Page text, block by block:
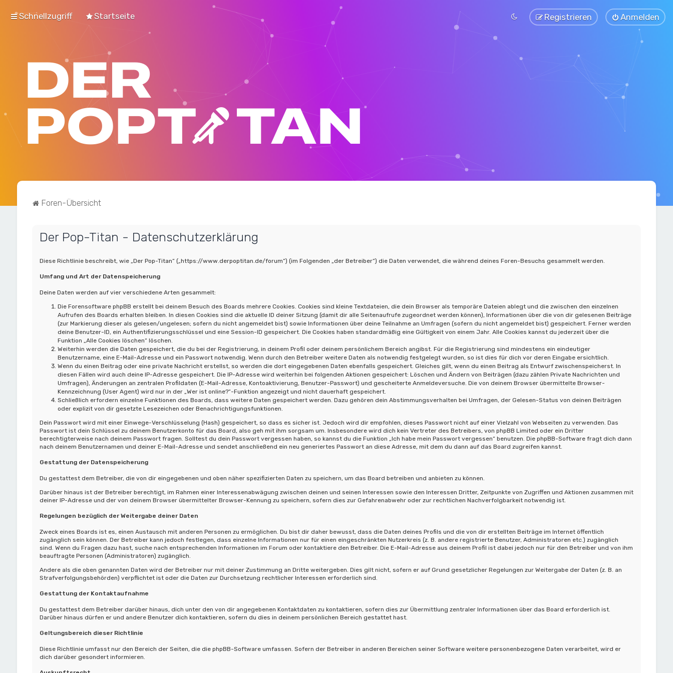
Schnellzugriff Startseite Anmelden
Registrieren
Foren-Übersicht
Der Pop-Titan - Datenschutzerklärung
Diese Richtlinie beschreibt, wie „Der Pop-Titan“ („https://www.derpoptitan.de/forum“) (im Folgenden „der Betreiber“) die Daten verwendet, die während deines Foren-Besuchs gesammelt werden.
Umfang und Art der Datenspeicherung
Deine Daten werden auf vier verschiedene Arten gesammelt:
Die Forensoftware phpBB erstellt bei deinem Besuch des Boards mehrere Cookies. Cookies sind kleine Textdateien, die dein Browser als temporäre Dateien ablegt und die zwischen den einzelnen
Aufrufen des Boards erhalten bleiben. In diesen Cookies sind die aktuelle ID deiner Sitzung (damit dir alle Seitenaufrufe zugeordnet werden können), Informationen über die von dir gelesenen Beiträge
(zur Markierung dieser als gelesen/ungelesen; sofern du nicht angemeldet bist) sowie Informationen über deine Teilnahme an Umfragen (sofern du nicht angemeldet bist) gespeichert. Ferner werden
deine Benutzer-ID, ein Authentifizierungsschlüssel und eine Session-ID gespeichert. Die Cookies haben standardmäßig eine Gültigkeit von einem Jahr. Alle Cookies kannst du jederzeit über die
Funktion „Alle Cookies löschen“ löschen.
Weiterhin werden die Daten gespeichert, die du bei der Registrierung, in deinem Profil oder deinem persönlichem Bereich angibst. Für die Registrierung sind mindestens ein eindeutiger
Benutzername, eine E-Mail-Adresse und ein Passwort notwendig. Wenn durch den Betreiber weitere Daten als notwendig festgelegt wurden, so ist dies für dich vor deren Eingabe ersichtlich.
Wenn du einen Beitrag oder eine private Nachricht erstellst, so werden die dort eingegebenen Daten ebenfalls gespeichert. Gleiches gilt, wenn du einen Beitrag als Entwurf zwischenspeicherst. In
diesen Fällen wird auch deine IP-Adresse gespeichert. Die IP-Adresse wird weiterhin bei folgenden Aktionen gespeichert: Löschen und Ändern von Beiträgen (dazu zählen Private Nachrichten und
Umfragen), Änderungen an zentralen Profildaten (E-Mail-Adresse, Kontoaktivierung, Benutzer-Passwort) und gescheiterte Anmeldeversuche. Die von deinem Browser übermittelte Browser-
Kennzeichnung (User Agent) wird nur in der „Wer ist online?“-Funktion angezeigt und nicht dauerhaft gespeichert.
Schließlich erfordern einzelne Funktionen des Boards, dass weitere Daten gespeichert werden. Dazu gehören dein Abstimmungsverhalten bei Umfragen, der Gelesen-Status von deinen Beiträgen
oder explizit von dir gesetzte Lesezeichen oder Benachrichtigungsfunktionen.
Dein Passwort wird mit einer Einwege-Verschlüsselung (Hash) gespeichert, so dass es sicher ist. Jedoch wird dir empfohlen, dieses Passwort nicht auf einer Vielzahl von Webseiten zu verwenden. Das
Passwort ist dein Schlüssel zu deinem Benutzerkonto für das Board, also geh mit ihm sorgsam um. Insbesondere wird dich kein Vertreter des Betreibers, von phpBB Limited oder ein Dritter
berechtigterweise nach deinem Passwort fragen. Solltest du dein Passwort vergessen haben, so kannst du die Funktion „Ich habe mein Passwort vergessen“ benutzen. Die phpBB-Software fragt dich dann
nach deinem Benutzernamen und deiner E-Mail-Adresse und sendet anschließend ein neu generiertes Passwort an diese Adresse, mit dem du dann auf das Board zugreifen kannst.
Gestattung der Datenspeicherung
Du gestattest dem Betreiber, die von dir eingegebenen und oben näher spezifizierten Daten zu speichern, um das Board betreiben und anbieten zu können.
Darüber hinaus ist der Betreiber berechtigt, im Rahmen einer Interessenabwägung zwischen deinen und seinen Interessen sowie den Interessen Dritter, Zeitpunkte von Zugriffen und Aktionen zusammen mit
deiner IP-Adresse und der von deinem Browser übermittelter Browser-Kennung zu speichern, sofern dies zur Gefahrenabwehr oder zur rechtlichen Nachverfolgbarkeit notwendig ist.
Regelungen bezüglich der Weitergabe deiner Daten
Zweck eines Boards ist es, einen Austausch mit anderen Personen zu ermöglichen. Du bist dir daher bewusst, dass die Daten deines Profils und die von dir erstellten Beiträge im Internet öffentlich
zugänglich sein können. Der Betreiber kann jedoch festlegen, dass einzelne Informationen nur für einen eingeschränkten Nutzerkreis (z. B. andere registrierte Benutzer, Administratoren etc.) zugänglich
sind. Wenn du Fragen dazu hast, suche nach entsprechenden Informationen im Forum oder kontaktiere den Betreiber. Die E-Mail-Adresse aus deinem Profil ist dabei jedoch nur für den Betreiber und von ihm
beauftragte Personen (Administratoren) zugänglich.
Andere als die oben genannten Daten wird der Betreiber nur mit deiner Zustimmung an Dritte weitergeben. Dies gilt nicht, sofern er auf Grund gesetzlicher Regelungen zur Weitergabe der Daten (z. B. an
Strafverfolgungsbehörden) verpflichtet ist oder die Daten zur Durchsetzung rechtlicher Interessen erforderlich sind.
Gestattung der Kontaktaufnahme
Du gestattest dem Betreiber darüber hinaus, dich unter den von dir angegebenen Kontaktdaten zu kontaktieren, sofern dies zur Übermittlung zentraler Informationen über das Board erforderlich ist.
Darüber hinaus dürfen er und andere Benutzer dich kontaktieren, sofern du dies in deinem persönlichen Bereich gestattet hast.
Geltungsbereich dieser Richtlinie
Diese Richtlinie umfasst nur den Bereich der Seiten, die die phpBB-Software umfassen. Sofern der Betreiber in anderen Bereichen seiner Software weitere personenbezogene Daten verarbeitet, wird er
dich darüber gesondert informieren.